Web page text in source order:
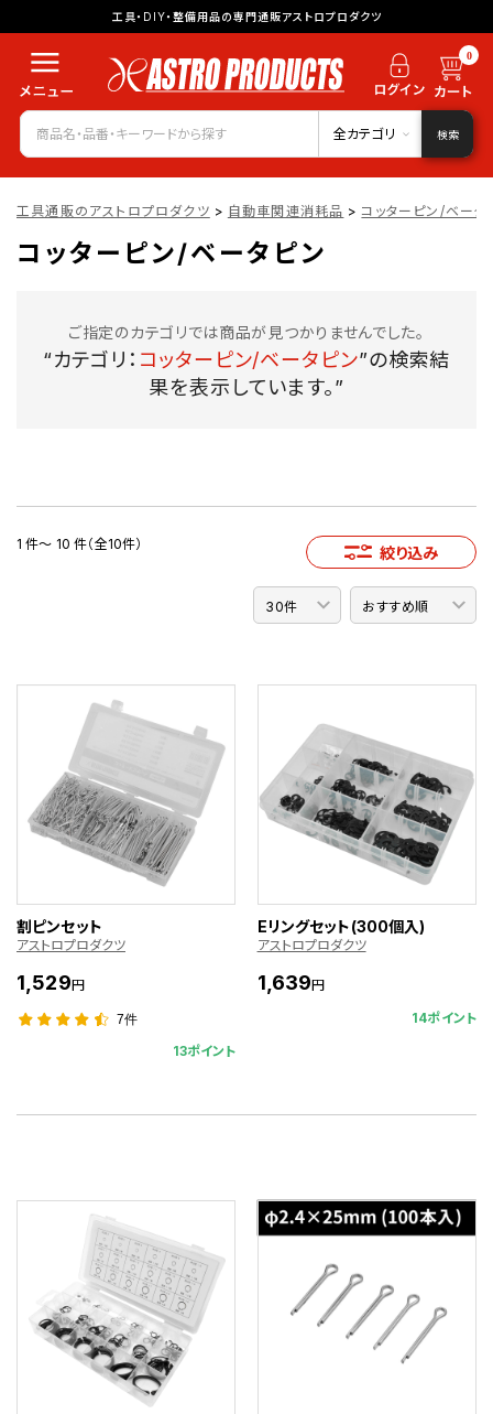
工具・DIY・整備用品の専門通販アストロプロダクツ
0
全カテゴリ 検索
工具通販のアストロプロダクツ > 自動車関連消耗品 > コッターピン/ベータ
コッターピン/ベータピン
ご指定のカテゴリでは商品が見つかりませんでした。
“カテゴリ： コッターピン/ベータピン”の検索結
果を表示しています。”
1 件～ 10 件（全10件） 絞り込み
割ピンセット
アストロプロダクツ
1,529円
7件
13ポイント
Eリングセット(300個入)
アストロプロダクツ
1,639円
14ポイント